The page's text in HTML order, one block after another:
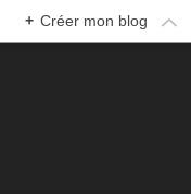
+ Créer mon blog